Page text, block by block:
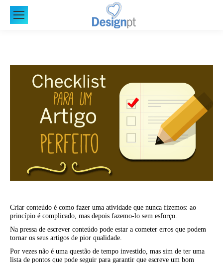
Criar conteúdo é como fazer uma atividade que nunca fizemos: ao
princípio é complicado, mas depois fazemo-lo sem esforço.
Na pressa de escrever conteúdo pode estar a cometer erros que podem
tornar os seus artigos de pior qualidade.
Por vezes não é uma questão de tempo investido, mas sim de ter uma
lista de pontos que pode seguir para garantir que escreve um bom